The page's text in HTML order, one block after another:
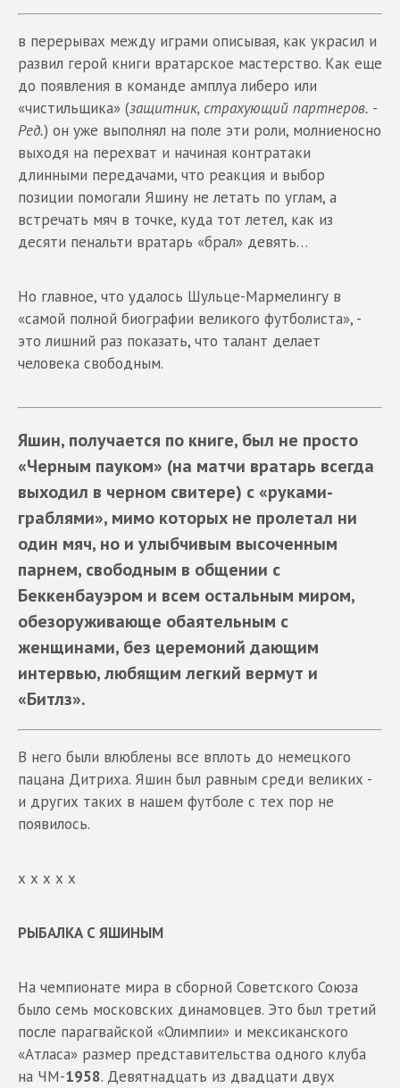
в перерывах между играми описывая, как украсил и
развил герой книги вратарское мастерство. Как еще
до появления в команде амплуа либеро или
«чистильщика» (защитник, страхующий партнеров. -
Ред.) он уже выполнял на поле эти роли, молниеносно
выходя на перехват и начиная контратаки
длинными передачами, что реакция и выбор
позиции помогали Яшину не летать по углам, а
встречать мяч в точке, куда тот летел, как из
десяти пенальти вратарь «брал» девять…
Но главное, что удалось Шульце-Мармелингу в
«самой полной биографии великого футболиста», -
это лишний раз показать, что талант делает
человека свободным.
Яшин, получается по книге, был не просто
«Черным пауком» (на матчи вратарь всегда
выходил в черном свитере) с «руками-
граблями», мимо которых не пролетал ни
один мяч, но и улыбчивым высоченным
парнем, свободным в общении с
Беккенбауэром и всем остальным миром,
обезоруживающе обаятельным с
женщинами, без церемоний дающим
интервью, любящим легкий вермут и
«Битлз».
В него были влюблены все вплоть до немецкого
пацана Дитриха. Яшин был равным среди великих -
и других таких в нашем футболе с тех пор не
появилось.
х х х х х
РЫБАЛКА С ЯШИНЫМ
На чемпионате мира в сборной Советского Союза
было семь московских динамовцев. Это был третий
после парагвайской «Олимпии» и мексиканского
«Атласа» размер представительства одного клуба
на ЧМ-1958. Девятнадцать из двадцати двух